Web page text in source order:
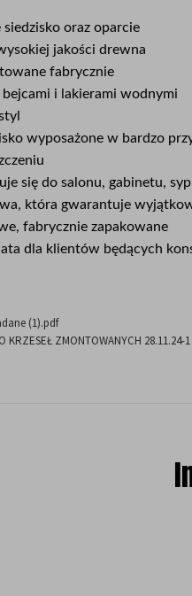
siedzisko oraz oparcie
jakości drewna
fabrycznie
i lakierami wodnymi
wyposażone w bardzo
się do salonu, gabinetu,
która gwarantuje
fabrycznie zapakowane
dla klientów będących
(1).pdf
KRZESEŁ ZMONTOWANYCH 28.11.24-